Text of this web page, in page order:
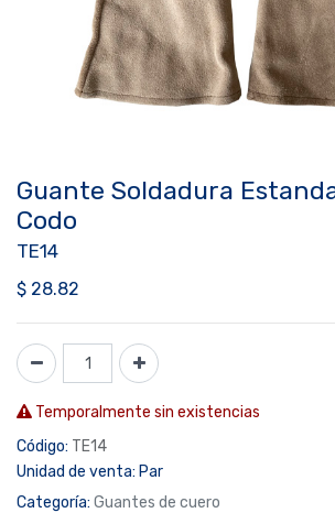
Guante Soldadura
Codo
TE14
$ 28.82
Temporalmente sin existencias
Código: TE14
Unidad de venta: Par
Categoría: Guantes de cuero